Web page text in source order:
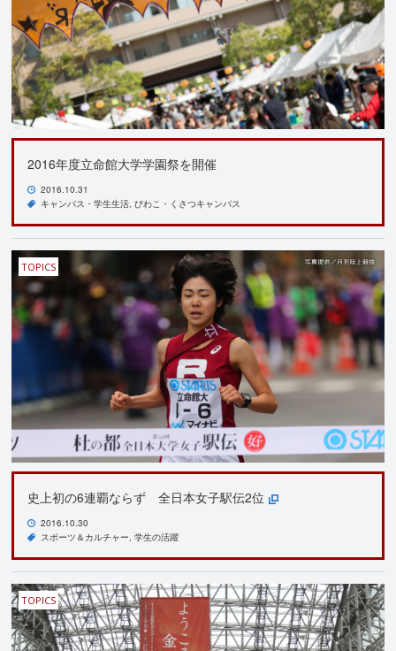
2016年度立命館大学学園祭を開催
2016.10.31
キャンパス・学生生活 びわこ・くさつキャンパス
TOPICS
史上初の6連覇ならず 全日本女子駅伝2位
2016.10.30
スポーツ＆カルチャー 学生の活躍
TOPICS